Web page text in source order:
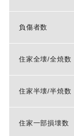
負傷者数
住家全壊/全焼数
住家半壊/半焼数
住家一部損壊数